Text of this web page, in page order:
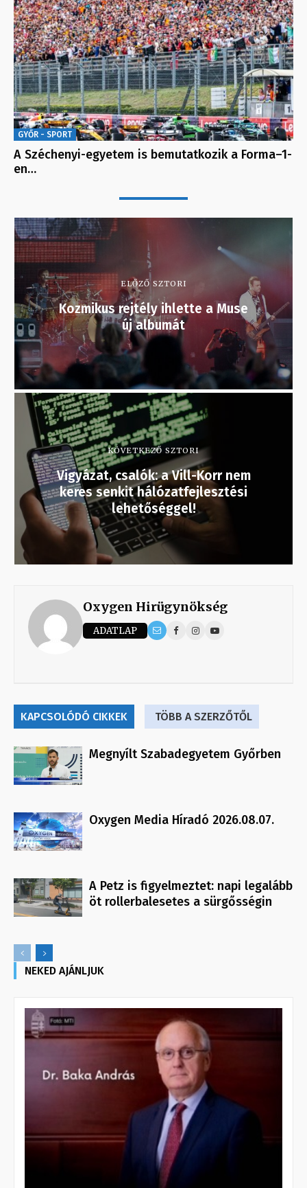
GYŐR - SPORT
A Széchenyi-egyetem is bemutatkozik a Forma–1-
en…
ELŐZŐ SZTORI
Kozmikus rejtély ihlette a Muse
új albumát
KÖVETKEZŐ SZTORI
Vigyázat, csalók: a Vill-Korr nem
keres senkit hálózatfejlesztési
lehetőséggel!
Oxygen Hirügynökség
ADATLAP
KAPCSOLÓDÓ CIKKEK TÖBB A SZERZŐTŐL
Megnyílt Szabadegyetem Győrben
Oxygen Media Híradó 2026.08.07.
A Petz is figyelmeztet: napi legalább
öt rollerbalesetes a sürgősségin
NEKED AJÁNLJUK